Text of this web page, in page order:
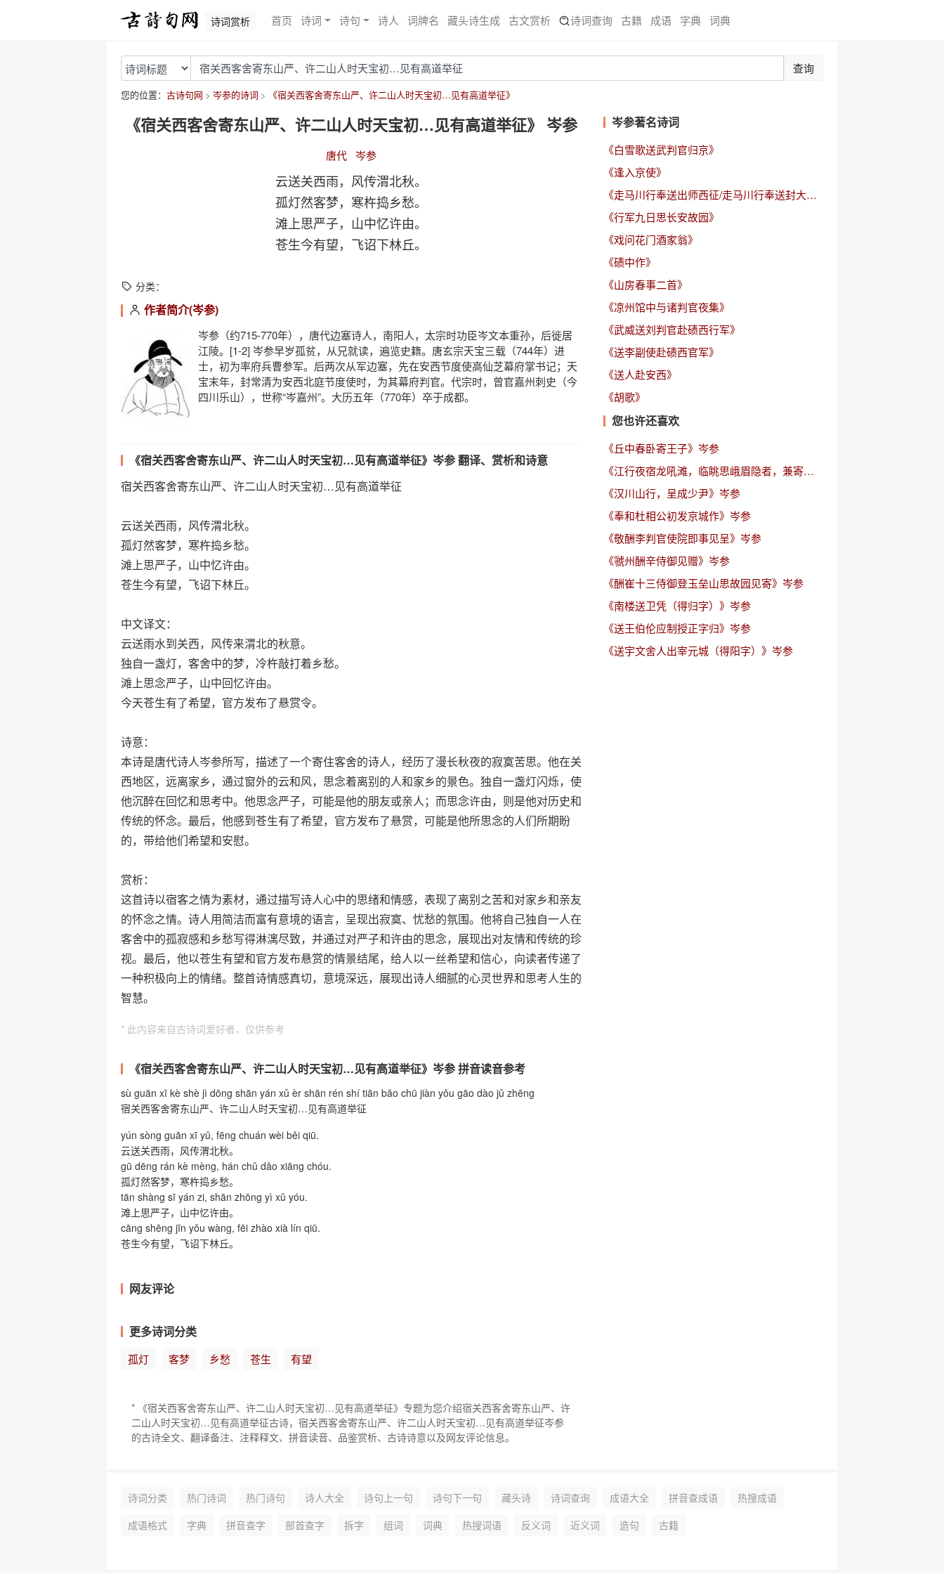
诗词赏析 首页 诗词 诗句 诗人 词牌名 藏头诗生成 古文赏析 诗词查询 古籍 成语 字典 词典
查询
您的位置： 古诗句网 岑参的诗词 《宿关西客舍寄东山严、许二山人时天宝初…见有高道举征》
《宿关西客舍寄东山严、许二山人时天宝初…见有高道举征》 岑参
唐代 岑参
云送关西雨，风传渭北秋。
孤灯然客梦，寒杵捣乡愁。
滩上思严子，山中忆许由。
苍生今有望，飞诏下林丘。
分类：
作者简介(岑参)
岑参（约715-770年），唐代边塞诗人，南阳人，太宗时功臣岑文本重孙，后徙居
江陵。[1-2] 岑参早岁孤贫，从兄就读，遍览史籍。唐玄宗天宝三载（744年）进
士，初为率府兵曹参军。后两次从军边塞，先在安西节度使高仙芝幕府掌书记；天
宝末年，封常清为安西北庭节度使时，为其幕府判官。代宗时，曾官嘉州刺史（今
四川乐山），世称“岑嘉州”。大历五年（770年）卒于成都。
《宿关西客舍寄东山严、许二山人时天宝初…见有高道举征》岑参 翻译、赏析和诗意
宿关西客舍寄东山严、许二山人时天宝初…见有高道举征
云送关西雨，风传渭北秋。
孤灯然客梦，寒杵捣乡愁。
滩上思严子，山中忆许由。
苍生今有望，飞诏下林丘。
中文译文：
云送雨水到关西，风传来渭北的秋意。
独自一盏灯，客舍中的梦，冷杵敲打着乡愁。
滩上思念严子，山中回忆许由。
今天苍生有了希望，官方发布了悬赏令。
诗意：
本诗是唐代诗人岑参所写，描述了一个寄住客舍的诗人，经历了漫长秋夜的寂寞苦思。他在关
西地区，远离家乡，通过窗外的云和风，思念着离别的人和家乡的景色。独自一盏灯闪烁，使
他沉醉在回忆和思考中。他思念严子，可能是他的朋友或亲人；而思念许由，则是他对历史和
传统的怀念。最后，他感到苍生有了希望，官方发布了悬赏，可能是他所思念的人们所期盼
的，带给他们希望和安慰。
赏析：
这首诗以宿客之情为素材，通过描写诗人心中的思绪和情感，表现了离别之苦和对家乡和亲友
的怀念之情。诗人用简洁而富有意境的语言，呈现出寂寞、忧愁的氛围。他将自己独自一人在
客舍中的孤寂感和乡愁写得淋漓尽致，并通过对严子和许由的思念，展现出对友情和传统的珍
视。最后，他以苍生有望和官方发布悬赏的情景结尾，给人以一丝希望和信心，向读者传递了
一种积极向上的情绪。整首诗情感真切，意境深远，展现出诗人细腻的心灵世界和思考人生的
智慧。
* 此内容来自古诗词爱好者，仅供参考
《宿关西客舍寄东山严、许二山人时天宝初…见有高道举征》岑参 拼音读音参考
sù guān xī kè shè jì dōng shān yán xǔ èr shān rén shí tiān bǎo chū jiàn yǒu gāo dào jǔ zhēng
宿关西客舍寄东山严、许二山人时天宝初…见有高道举征
yún sòng guān xī yǔ, fēng chuán wèi běi qiū.
云送关西雨，风传渭北秋。
gū dēng rán kè mèng, hán chǔ dǎo xiāng chóu.
孤灯然客梦，寒杵捣乡愁。
tān shàng sī yán zi, shān zhōng yì xǔ yóu.
滩上思严子，山中忆许由。
cāng shēng jīn yǒu wàng, fēi zhào xià lín qiū.
苍生今有望，飞诏下林丘。
网友评论
更多诗词分类
孤灯 客梦 乡愁 苍生 有望
* 《宿关西客舍寄东山严、许二山人时天宝初…见有高道举征》专题为您介绍宿关西客舍寄东山严、许
二山人时天宝初…见有高道举征古诗，宿关西客舍寄东山严、许二山人时天宝初…见有高道举征岑参
的古诗全文、翻译备注、注释释文、拼音读音、品鉴赏析、古诗诗意以及网友评论信息。
岑参著名诗词
《白雪歌送武判官归京》
《逢入京使》
《走马川行奉送出师西征/走马川行奉送封大夫出师西征》
《行军九日思长安故园》
《戏问花门酒家翁》
《碛中作》
《山房春事二首》
《凉州馆中与诸判官夜集》
《武威送刘判官赴碛西行军》
《送李副使赴碛西官军》
《送人赴安西》
《胡歌》
您也许还喜欢
《丘中春卧寄王子》岑参
《江行夜宿龙吼滩，临眺思峨眉隐者，兼寄幕中诸公》岑参
《汉川山行，呈成少尹》岑参
《奉和杜相公初发京城作》岑参
《敬酬李判官使院即事见呈》岑参
《虢州酬辛侍御见赠》岑参
《酬崔十三侍御登玉垒山思故园见寄》岑参
《南楼送卫凭（得归字）》岑参
《送王伯伦应制授正字归》岑参
《送宇文舍人出宰元城（得阳字）》岑参
诗词分类 热门诗词 热门诗句 诗人大全 诗句上一句 诗句下一句 藏头诗 诗词查询 成语大全 拼音查成语
热搜成语
成语格式
字典 拼音查字 部首查字 拆字 组词 词典 热搜词语 反义词 近义词 造句 古籍